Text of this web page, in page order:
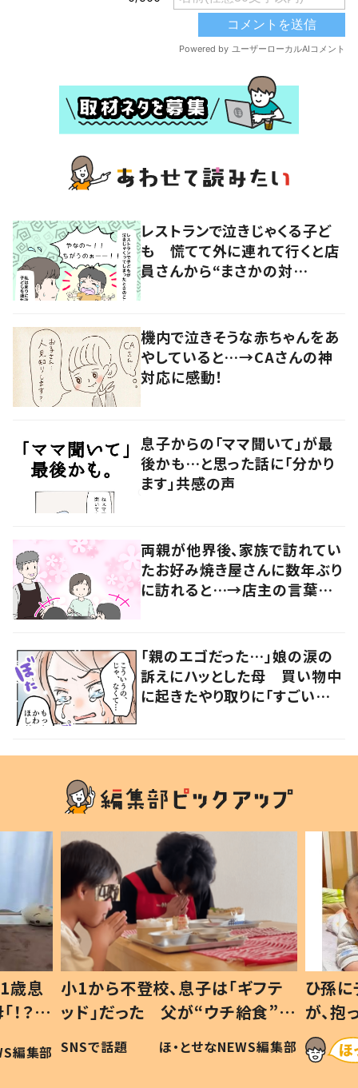
レストランで泣きじゃくる子ど
も 慌てて外に連れて行くと店
員さんから“まさかの対
機内で泣きそうな赤ちゃんをあ
やしていると…→CAさんの神
対応に感動！
息子からの「ママ聞いて」が最
後かも…と思った話に「分かり
ます」共感の声
両親が他界後、家族で訪れてい
たお好み焼き屋さんに数年ぶり
に訪れると…→店主の言葉に
「親のエゴだった…」娘の涙の
訴えにハッとした母 買い物中
に起きたやり取りに「すごい分
歳息
？」
編集部
小1から不登校、息子は「ギフテ
ッド」だった 父が“ウチ給食”を
作り続ける理由とは #令和の親
#令和の子
SNSで話題 ほ・とせなNEWS編集部
ひ孫
が、
「涙が
い」